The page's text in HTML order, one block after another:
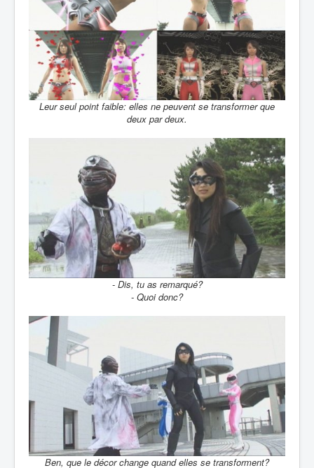
Leur seul point faible: elles ne peuvent se transformer que
deux par deux.
- Dis, tu as remarqué?
- Quoi donc?
Ben, que le décor change quand elles se transforment?